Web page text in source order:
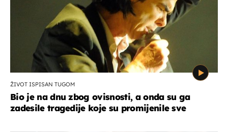
ŽIVOT ISPISAN TUGOM
Bio je na dnu zbog ovisnosti, a onda su ga
zadesile tragedije koje su promijenile sve